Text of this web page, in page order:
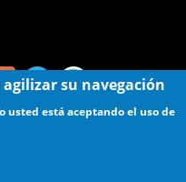
su navegación
usted está aceptando el uso de